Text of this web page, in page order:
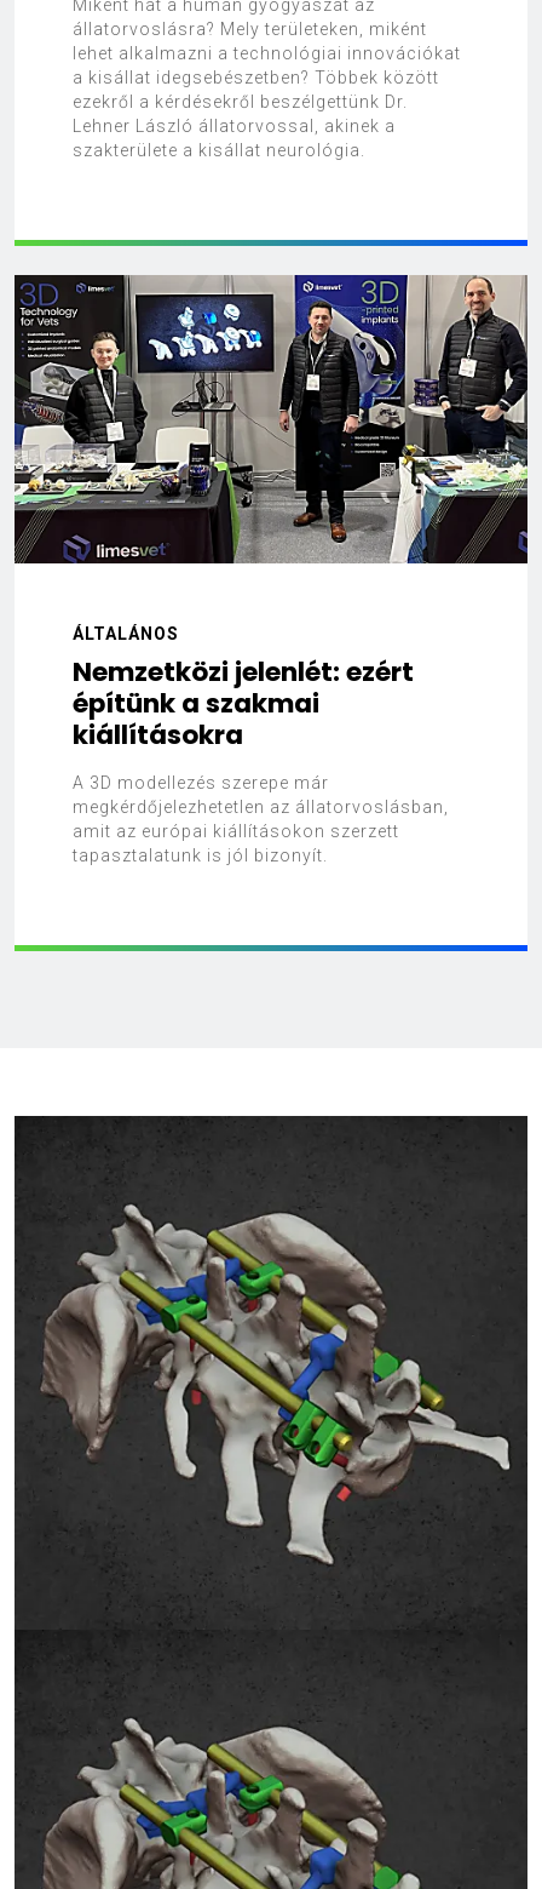
Miként hat a humán gyógyászat az
állatorvoslásra? Mely területeken, miként
lehet alkalmazni a technológiai innovációkat
a kisállat idegsebészetben? Többek között
ezekről a kérdésekről beszélgettünk Dr.
Lehner László állatorvossal, akinek a
szakterülete a kisállat neurológia.
ÁLTALÁNOS
Nemzetközi jelenlét: ezért
építünk a szakmai
kiállításokra
A 3D modellezés szerepe már
megkérdőjelezhetetlen az állatorvoslásban,
amit az európai kiállításokon szerzett
tapasztalatunk is jól bizonyít.
FÚRÓVEZETŐK GERINCMŰTÉTHEZ
FÚRÓVEZETŐK GERINCMŰTÉTHEZ